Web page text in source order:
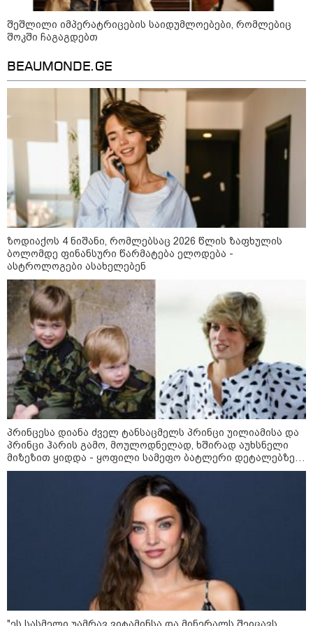
"ბავშვობიდან ასე ვარ..
ფანატიკურად ვარ შეყვარებული
საქართველოზე" - გაიცანით
23:15 / 07-08-2026
ამოუცნობი ანომალიური
მოვლენები - ტრამპის
ადმინისტრაციამ “UFO”- ს
ფაილების მორიგი პაკეტი
გამოაქვეყნა
22:30 / 07-08-2026
ინტერნეტში ამაღელვებელი
კადრები ვრცელდება - როგორ
გადაარჩინა 56 წლის კაცმა
ბავშვები აბობოქრებულ ზღვაში
დახრჩობას
კატეგორიის ყველა სიახლე
"უნდა დაგვხვრიტოთ? - არა,
თქვენი დახვრეტა რაში გვაწყობს,
გუდაუთაში ქართველ ტყვეებში
უნდა გადაგცვალოთ..."
როდის დაიწყო რეალურად
საქართველო-რუსეთის ომი და
მთავარი შეცდომა, რომელიც
საბედისწერო გამოდგა
შავ ზღვაში გემებზე
თავდასხმებმა რუსეთ-უკრაინის
ომში რეკორდული მასშტაბი
მიიღო
შეშლილი იმპერატრიცების საიდუმლოებები, რომლებიც
შოკში ჩაგაგდებთ
BEAUMONDE.GE
ზოდიაქოს 4 ნიშანი, რომლებსაც 2026 წლის ზაფხულის
ბოლომდე ფინანსური წარმატება ელოდება -
ასტროლოგები ასახელებენ
პრინცესა დიანა ძველ ტანსაცმელს პრინცი უილიამისა და
პრინცი ჰარის გამო, მოულოდნელად, ხშირად აუხსნელი
მიზეზით ყიდდა - ყოფილი სამეფო ბატლერი დეტალებზე
საკუთარ წიგნში საუბრობს
"ეს სასმელი უამრავ ვიტამინსა და მინერალს შეიცავს.